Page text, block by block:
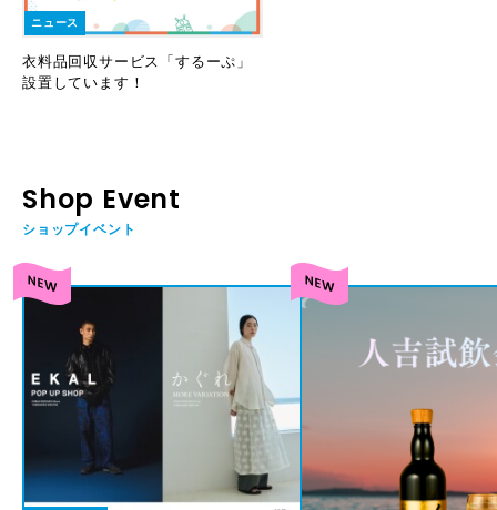
ニュース
衣料品回収サービス「するーぷ」
設置しています！
Shop Event
ショップイベント